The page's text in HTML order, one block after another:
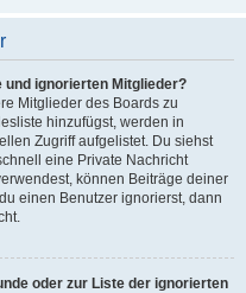
und ignorierten Mitglieder?
Mitglieder des Boards zu
hinzufügst, werden in
Zugriff aufgelistet. Du siehst
eine Private Nachricht
können Beiträge deiner
einen Benutzer ignorierst, dann
oder zur Liste der ignorierten